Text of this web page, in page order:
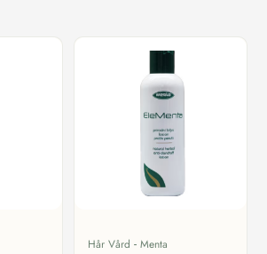
Hår Vård - Menta